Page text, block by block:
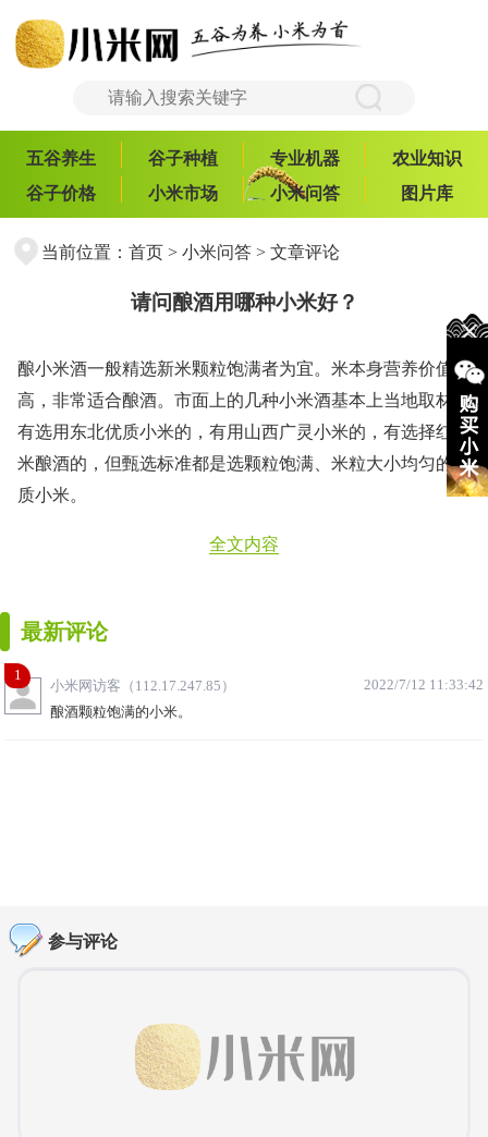
五谷养生 谷子种植 专业机器
农业知识
谷子价格
小米市场 小米问答 图片库
当前位置： 首页> 小米问答> 文章评论
请问酿酒用哪种小米好？
酿小米酒一般精选新米颗粒饱满者为宜。米本身营养价值很
高，非常适合酿酒。市面上的几种小米酒基本上当地取材，
有选用东北优质小米的，有用山西广灵小米的，有选择红小
米酿酒的，但甄选标准都是选颗粒饱满、米粒大小均匀的优
质小米。
全文内容
最新评论
2022/7/12 11:33:42
小米网访客（112.17.247.85）
酿酒颗粒饱满的小米。
1
参与评论